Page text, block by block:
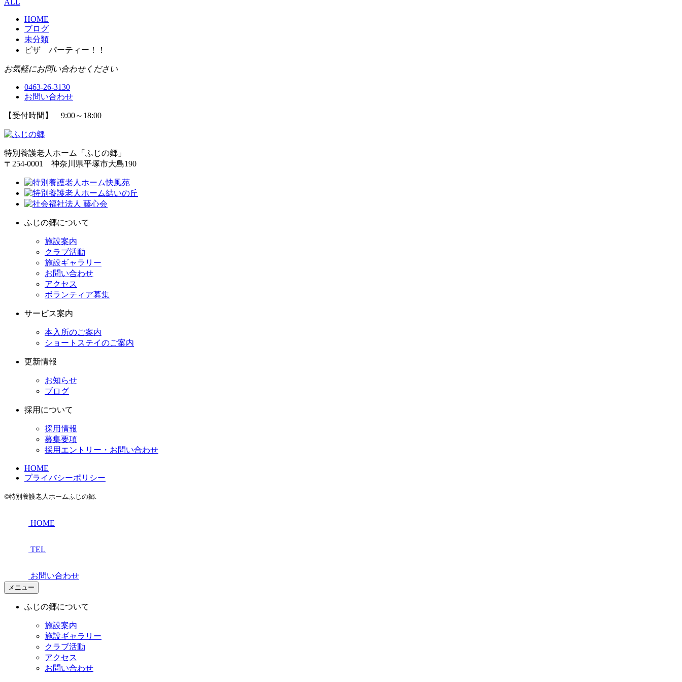
HOME
ブログ
未分類
ピザ パーティー！！
お気軽にお問い合わせください
0463-26-3130
お問い合わせ
【受付時間】 9:00～18:00
特別養護老人ホーム「ふじの郷」
〒254-0001 神奈川県平塚市大島190
ふじの郷について
施設案内
クラブ活動
施設ギャラリー
お問い合わせ
アクセス
ボランティア募集
サービス案内
本入所のご案内
ショートステイのご案内
更新情報
お知らせ
ブログ
採用について
採用情報
募集要項
採用エントリー・お問い合わせ
HOME
プライバシーポリシー
©特別養護老人ホームふじの郷.
HOME
TEL
お問い合わせ
メニュー
ふじの郷について
施設案内
施設ギャラリー
クラブ活動
アクセス
お問い合わせ